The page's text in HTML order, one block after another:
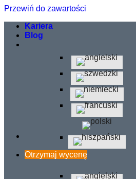
Przewiń do zawartości
Kariera
Blog
Otrzymaj wycenę